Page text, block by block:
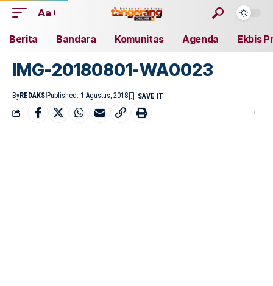
Aa
Berita Bandara Komunitas Agenda Ekbis
IMG-20180801-WA0023
ByREDAKSI Published: 1 Agustus, 2018